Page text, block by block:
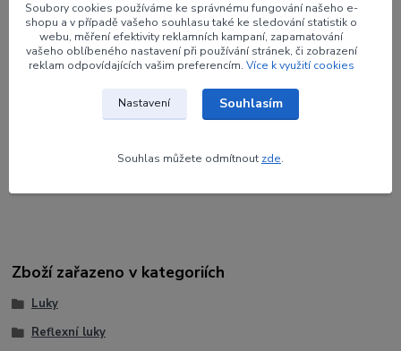
Parametry
WIAWIS
Zboží zařazeno v kategoriích
Luky
Reflexní luky
Soubory cookies používáme ke správnému fungování našeho e-
shopu a v případě vašeho souhlasu také ke sledování statistik o
webu, měření efektivity reklamních kampaní, zapamatování
vašeho oblíbeného nastavení při používání stránek, či zobrazení
reklam odpovídajících vašim preferencím. Více k využití cookies
Nastavení Souhlasím
Souhlas můžete odmítnout zde.